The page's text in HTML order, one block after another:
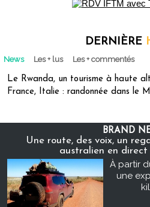
DERNIÈRE
News Les + lus Les + commentés
Le Rwanda, un tourisme à haute
France, Italie : randonnée dans le
BRAND
Une route, des voix, un
australien en direct
À partir
une